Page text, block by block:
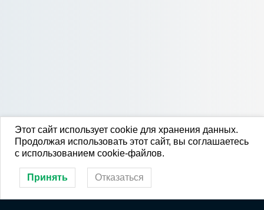
Этот сайт использует cookie для хранения данных.
Продолжая использовать этот сайт, вы соглашаетесь
с использованием cookie-файлов.
Принять Отказаться